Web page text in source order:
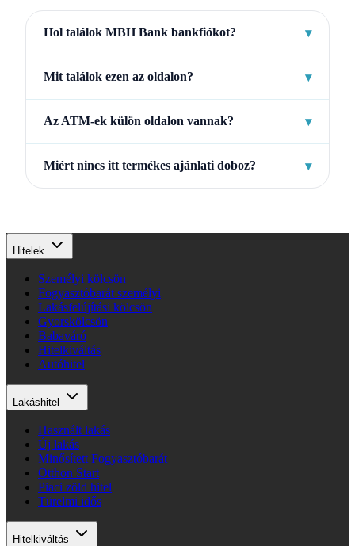
Hol találok MBH Bank bankfiókot? ▾
Mit találok ezen az oldalon? ▾
Az ATM-ek külön oldalon vannak? ▾
Miért nincs itt termékes ajánlati doboz? ▾
Hitelek
Személyi kölcsön
Fogyasztóbarát személyi
Lakásfelújítási kölcsön
Gyorskölcsön
Babaváró
Hitelkiváltás
Autóhitel
Lakáshitel
Használt lakás
Új lakás
Minősített Fogyasztóbarát
Otthon Start
Piaci zöld hitel
Türelmi idős
Hitelkiváltás